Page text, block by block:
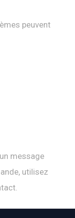
peuvent
message
utilisez